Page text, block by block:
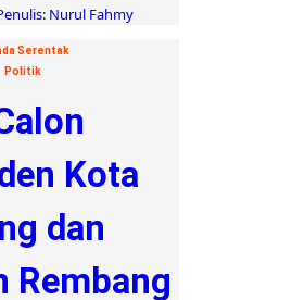
Nurul Fahmy
Serentak
Politik
Kota
dan
Rembang